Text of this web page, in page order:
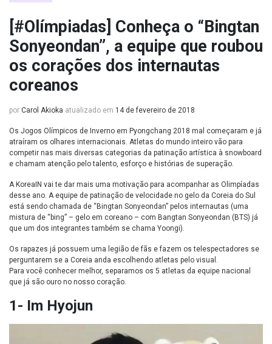
[#Olímpiadas] Conheça o “Bingtan
Sonyeondan”, a equipe que roubou
os corações dos internautas
coreanos
por Carol Akioka atualizado em 14 de fevereiro de 2018
Os Jogos Olímpicos de Inverno em Pyongchang 2018 mal começaram e já
atraíram os olhares internacionais. Atletas do mundo inteiro vão para
competir nas mais diversas categorias da patinação artística à snowboard
e chamam atenção pelo talento, esforço e histórias de superação.
A KoreaIN vai te dar mais uma motivação para acompanhar as Olimpíadas
desse ano. A equipe de patinação de velocidade no gelo da Coreia do Sul
está sendo chamada de “Bingtan Sonyeondan” pelos internautas (uma
mistura de “bing” – gelo em coreano – com Bangtan Sonyeondan (BTS) já
que um dos integrantes também se chama Yoongi).
Os rapazes já possuem uma legião de fãs e fazem os telespectadores se
perguntarem se a Coreia anda escolhendo atletas pelo visual.
Para você conhecer melhor, separamos os 5 atletas da equipe nacional
que já são ouro no nosso coração.
1- Im Hyojun